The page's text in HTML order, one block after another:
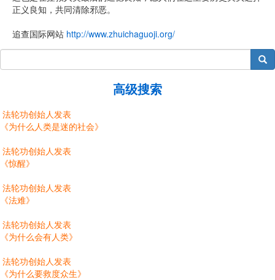
正义良知，共同清除邪恶。
追查国际网站 http://www.zhuichaguoji.org/
搜索
高级搜索
法轮功创始人发表
《为什么人类是迷的社会》
法轮功创始人发表
《惊醒》
法轮功创始人发表
《法难》
法轮功创始人发表
《为什么会有人类》
法轮功创始人发表
《为什么要救度众生》